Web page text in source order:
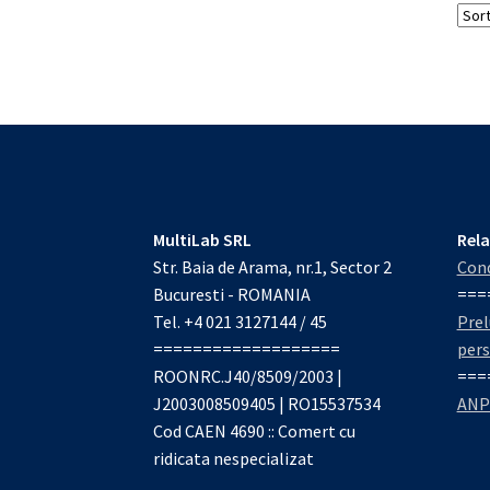
MultiLab SRL
Str. Baia de Arama, nr.1, Sector 2
Bucuresti - ROMANIA
Tel. +4 021 3127144 / 45
===================
ROONRC.J40/8509/2003 |
J2003008509405 | RO15537534
Cod CAEN 4690 :: Comert cu
ridicata nespecializat